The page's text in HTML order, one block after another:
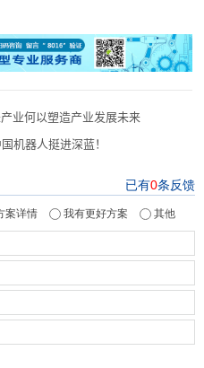
业何以塑造产业发展未来
机器人挺进深蓝！